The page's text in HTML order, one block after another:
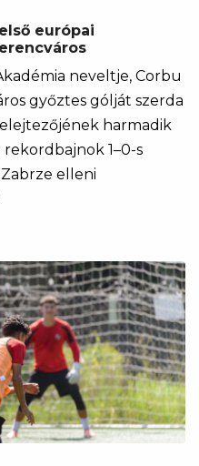
európai
neveltje, Corbu
győztes gólját szerda
harmadik
1–0-s
elleni